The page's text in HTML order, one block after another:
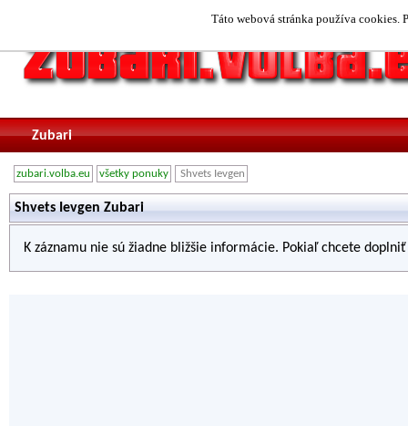
Táto webová stránka používa cookies.
Zubari
zubari.volba.eu všetky ponuky Shvets Ievgen
Shvets Ievgen Zubari
K záznamu nie sú žiadne bližšie informácie. Pokiaľ chcete